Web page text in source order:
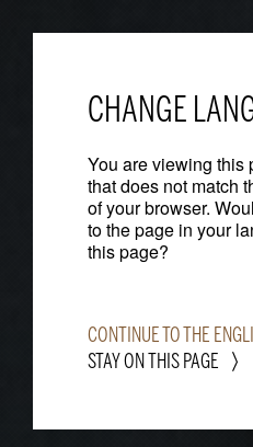
CHANGE
You are viewing this
that does not match
of your browser.
to the page in your
this page?
CONTINUE TO THE
STAY ON THIS PAGE